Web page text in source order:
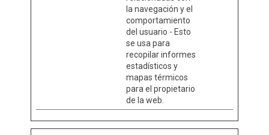
la navegación y el
comportamiento
del usuario - Esto
se usa para
recopilar informes
estadísticos y
mapas térmicos
para el propietario
de la web.